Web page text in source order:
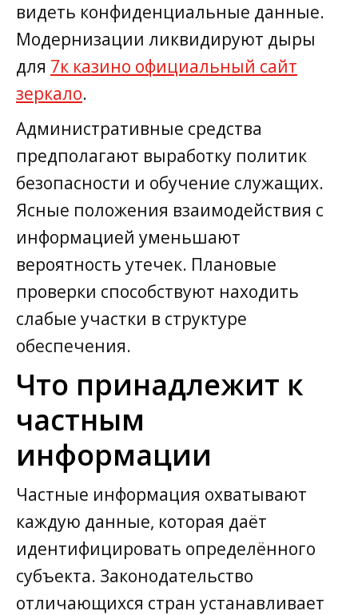
видеть конфиденциальные данные.
Модернизации ликвидируют дыры
для 7к казино официальный сайт
зеркало.
Административные средства
предполагают выработку политик
безопасности и обучение служащих.
Ясные положения взаимодействия с
информацией уменьшают
вероятность утечек. Плановые
проверки способствуют находить
слабые участки в структуре
обеспечения.
Что принадлежит к
частным
информации
Частные информация охватывают
каждую данные, которая даёт
идентифицировать определённого
субъекта. Законодательство
отличающихся стран устанавливает